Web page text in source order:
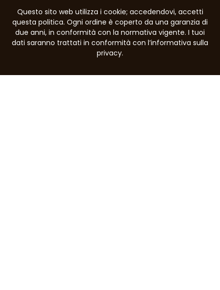
Questo sito web utilizza i cookie; accedendovi, accetti
questa politica. Ogni ordine è coperto da una garanzia di
due anni, in conformità con la normativa vigente. I tuoi
dati saranno trattati in conformità con l’informativa sulla
privacy.